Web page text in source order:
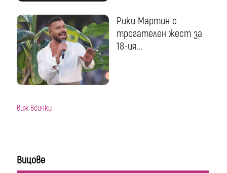
Рики Мартин с
трогателен жест за
18-ия...
виж всички
Вицове